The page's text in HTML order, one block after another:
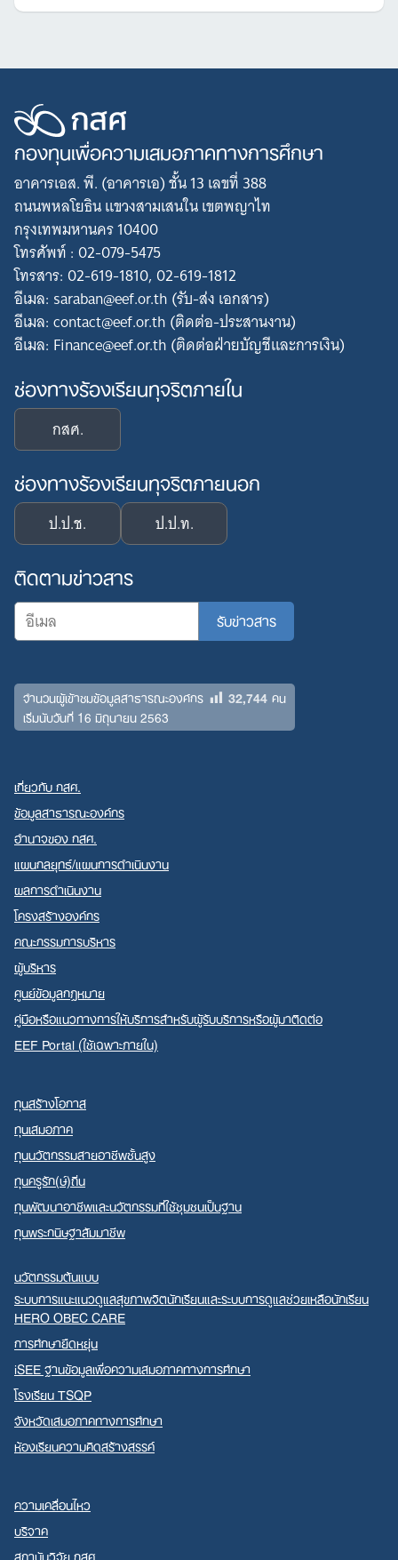
กองทุนเพื่อความเสมอภาคทางการศึกษา
อาคารเอส. พี. (อาคารเอ) ชั้น 13 เลขที่ 388
ถนนพหลโยธิน แขวงสามเสนใน เขตพญาไท
กรุงเทพมหานคร 10400
โทรศัพท์ : 02-079-5475
โทรสาร: 02-619-1810, 02-619-1812
อีเมล: saraban@eef.or.th (รับ-ส่ง เอกสาร)
อีเมล: contact@eef.or.th (ติดต่อ-ประสานงาน)
อีเมล: Finance@eef.or.th (ติดต่อฝ่ายบัญชีและการเงิน)
ช่องทางร้องเรียนทุจริตภายใน
กสศ.
ช่องทางร้องเรียนทุจริตภายนอก
ป.ป.ช. ป.ป.ท.
ติดตามข่าวสาร
จำนวนผู้เข้าชมข้อมูลสาธารณะองค์กร 32,744คน
เริ่มนับวันที่ 16 มิถุนายน 2563
เกี่ยวกับ กสศ.
ข้อมูลสาธารณะองค์กร
อำนาจของ กสศ.
แผนกลยุทธ์/แผนการดำเนินงาน
ผลการดำเนินงาน
โครงสร้างองค์กร
คณะกรรมการบริหาร
ผู้บริหาร
ศูนย์ข้อมูลกฎหมาย
คู่มือหรือแนวทางการให้บริการสำหรับผู้รับบริการหรือผู้มาติดต่อ
EEF Portal (ใช้เฉพาะภายใน)
ทุนสร้างโอกาส
ทุนเสมอภาค
ทุนนวัตกรรมสายอาชีพชั้นสูง
ทุนครูรัก(ษ์)ถิ่น
ทุนพัฒนาอาชีพและนวัตกรรมที่ใช้ชุมชนเป็นฐาน
ทุนพระกนิษฐาสัมมาชีพ
นวัตกรรมต้นแบบ
ระบบการแนะแนวดูแลสุขภาพจิตนักเรียนและระบบการดูแลช่วยเหลือนักเรียน
HERO OBEC CARE
การศึกษายืดหยุ่น
iSEE ฐานข้อมูลเพื่อความเสมอภาคทางการศึกษา
โรงเรียน TSQP
จังหวัดเสมอภาคทางการศึกษา
ห้องเรียนความคิดสร้างสรรค์
ความเคลื่อนไหว
บริจาค